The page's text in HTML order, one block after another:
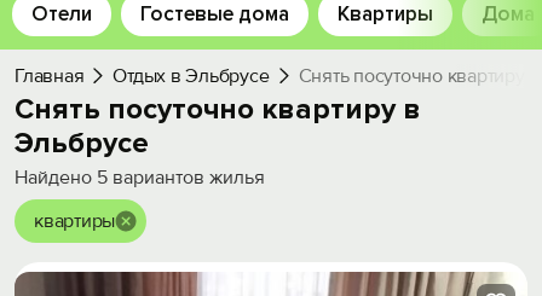
История просмотра
Добавить свой объект
Отели Гостевые дома Квартиры Дома
Главная Отдых в Эльбрусе Снять посуточно квартиру
Снять посуточно квартиру в
Эльбрусе
Найдено 5 вариантов жилья
квартиры